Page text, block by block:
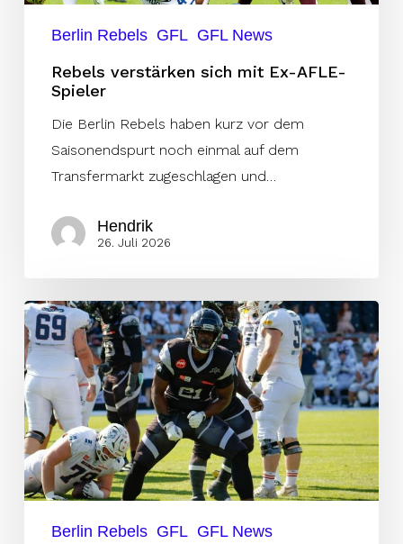
Berlin Rebels GFL GFL News
Rebels verstärken sich mit Ex-AFLE-
Spieler
Die Berlin Rebels haben kurz vor dem
Saisonendspurt noch einmal auf dem
Transfermarkt zugeschlagen und…
Hendrik
26. Juli 2026
Drama
bis
zum
letzten
Spielzug
in
Braunschweig
Berlin Rebels GFL GFL News